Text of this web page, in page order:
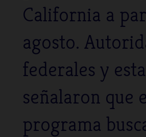
California a
agosto.
federales y
señalaron que
programa